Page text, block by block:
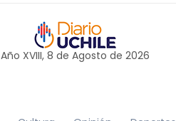
Año XVIII, 8 de Agosto de 2026